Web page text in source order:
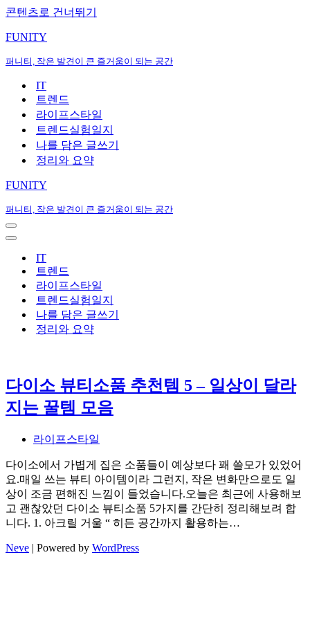
콘텐츠로 건너뛰기
FUNITY
퍼니티, 작은 발견이 큰 즐거움이 되는 공간
IT
트렌드
라이프스타일
트렌드실험일지
나를 담은 글쓰기
정리와 요약
FUNITY
퍼니티, 작은 발견이 큰 즐거움이 되는 공간
내
비
내
IT
트렌드
라이프스타일
트렌드실험일지
나를 담은 글쓰기
정리와 요약
다이소 뷰티소품 추천템 5 – 일상이 달라
지는 꿀템 모음
라이프스타일
다이소에서 가볍게 집은 소품들이 예상보다 꽤 쓸모가 있었어
요.매일 쓰는 뷰티 아이템이라 그런지, 작은 변화만으로도 일
상이 조금 편해진 느낌이 들었습니다.오늘은 최근에 사용해보
고 괜찮았던 다이소 뷰티소품 5가지를 간단히 정리해보려 합
니다. 1. 아크릴 거울 “ 히든 공간까지 활용하는…
Neve | Powered by WordPress